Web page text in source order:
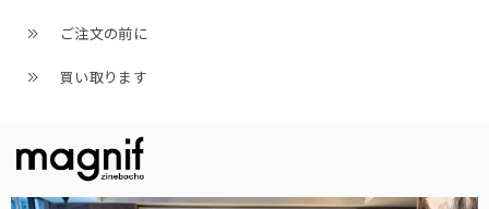
ご注文の前に
買い取ります